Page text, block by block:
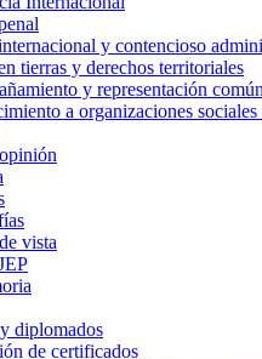
y contencioso
tierras y derechos territoriales
y representación
a organizaciones
vista
diplomados
de certificados